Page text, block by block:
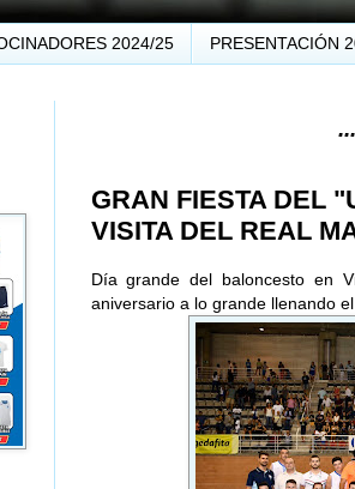
2024/25 PRESENTACIÓN
... CLUB
GRAN FIESTA DEL
VISITA DEL REAL
Día grande del baloncesto en
aniversario a lo grande llenando